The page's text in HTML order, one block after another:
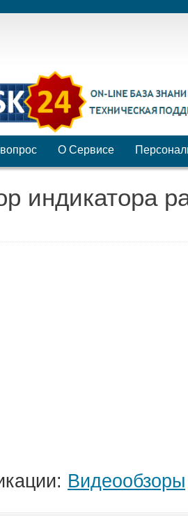
О Сервисе
индикатора
Видеообзоры